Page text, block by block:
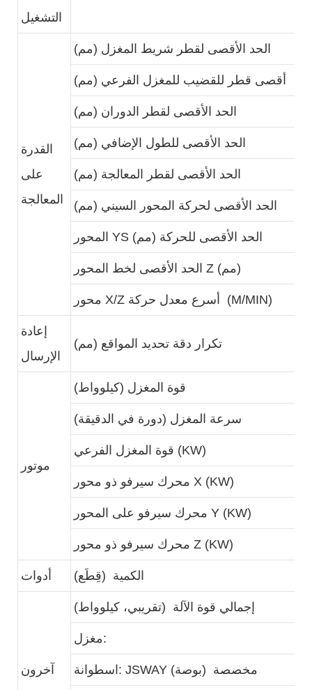
التشغيل
القدرة
على
المعالجة
الحد الأقصى لقطر شريط المغزل (مم)
أقصى قطر للقضيب للمغزل الفرعي (مم)
الحد الأقصى لقطر الدوران (مم)
الحد الأقصى للطول الإضافي (مم)
الحد الأقصى لقطر المعالجة (مم)
الحد الأقصى لحركة المحور السيني (مم)
المحور YS الحد الأقصى للحركة (مم)
الحد الأقصى لخط المحور Z (مم)
محور X/Z أسرع معدل حركة (M/MIN)
إعادة
الإرسال
تكرار دقة تحديد المواقع (مم)
موتور
قوة المغزل (كيلوواط)
سرعة المغزل (دورة في الدقيقة)
قوة المغزل الفرعي (KW)
محرك سيرفو ذو محور X (KW)
محرك سيرفو على المحور Y (KW)
محرك سيرفو ذو محور Z (KW)
أدوات الكمية (قِطَع)
آخرون
إجمالي قوة الآلة (تقريبي، كيلوواط)
مغزل:
اسطوانة: JSWAY مخصصة (بوصة)